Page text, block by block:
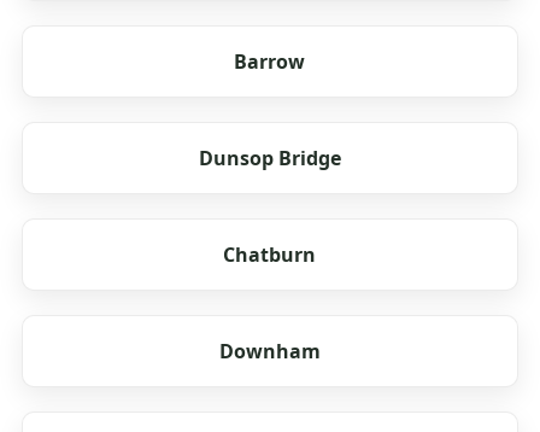
Barrow
Dunsop Bridge
Chatburn
Downham